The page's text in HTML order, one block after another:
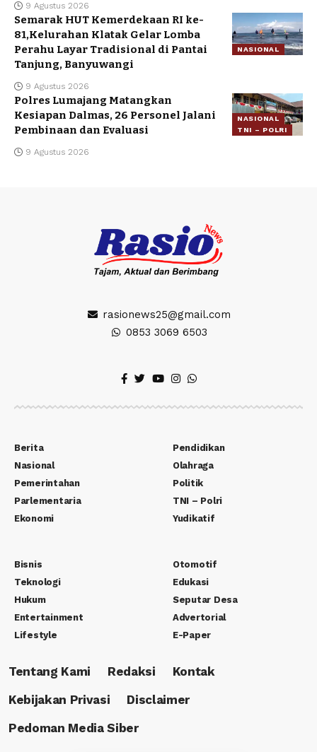
9 Agustus 2026
NASIONAL
Semarak HUT Kemerdekaan RI ke-
81,Kelurahan Klatak Gelar Lomba
Perahu Layar Tradisional di Pantai
Tanjung, Banyuwangi
9 Agustus 2026
NASIONAL
TNI – POLRI
Polres Lumajang Matangkan
Kesiapan Dalmas, 26 Personel Jalani
Pembinaan dan Evaluasi
9 Agustus 2026
rasionews25@gmail.com
0853 3069 6503
Berita
Nasional
Pemerintahan
Parlementaria
Ekonomi
Pendidikan
Olahraga
Politik
TNI – Polri
Yudikatif
Bisnis
Teknologi
Hukum
Entertainment
Lifestyle
Otomotif
Edukasi
Seputar Desa
Advertorial
E-Paper
Tentang Kami Redaksi
Kontak
Kebijakan Privasi
Disclaimer
Pedoman Media Siber